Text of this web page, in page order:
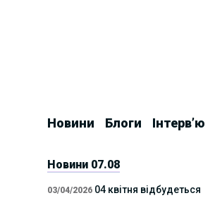
Новини Блоги Інтерв’ю
Новини 07.08
03/04/2026 04 квітня відбудеться